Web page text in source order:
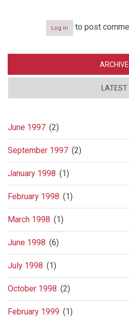
Log in to post
ARCHIVE
LATEST
June 1997 (2)
September 1997 (2)
January 1998 (1)
February 1998 (1)
March 1998 (1)
June 1998 (6)
July 1998 (1)
October 1998 (2)
February 1999 (1)